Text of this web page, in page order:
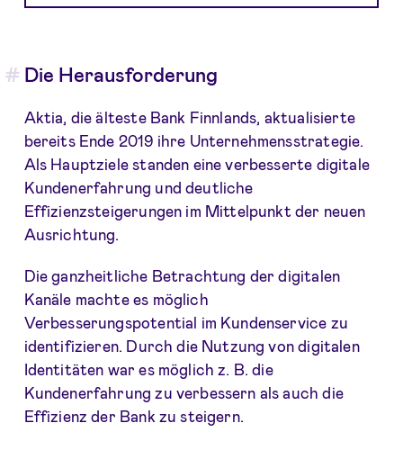
Die Herausforderung
Aktia, die älteste Bank Finnlands, aktualisierte
bereits Ende 2019 ihre Unternehmensstrategie.
Als Hauptziele standen eine verbesserte digitale
Kundenerfahrung und deutliche
Effizienzsteigerungen im Mittelpunkt der neuen
Ausrichtung.
Die ganzheitliche Betrachtung der digitalen
Kanäle machte es möglich
Verbesserungspotential im Kundenservice zu
identifizieren. Durch die Nutzung von digitalen
Identitäten war es möglich z. B. die
Kundenerfahrung zu verbessern als auch die
Effizienz der Bank zu steigern.